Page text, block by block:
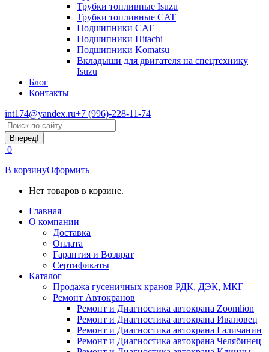
Трубки топливные Isuzu
Трубки топливные CAT
Подшипники CAT
Подшипники Hitachi
Подшипники Komatsu
Вкладыши для двигателя на спецтехнику
Isuzu
Блог
Контакты
int174@yandex.ru+7 (996)-228-11-74
Страница
WhatsApp
открывается
в
новом
окне
Поиск:
0
В корзинуОформить
Нет товаров в корзине.
Главная
О компании
Доставка
Оплата
Гарантия и Возврат
Сертификаты
Каталог
Продажа гусеничных кранов РДК, ДЭК, МКГ
Ремонт Автокранов
Ремонт и Диагностика автокрана Zoomlion
Ремонт и Диагностика автокрана Ивановец
Ремонт и Диагностика автокрана Галичанин
Ремонт и Диагностика автокрана Челябинец